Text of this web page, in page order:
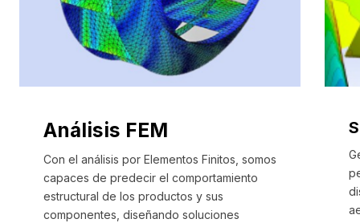
Análisis FEM
Con el análisis por Elementos Finitos, somos
capaces de predecir el comportamiento
estructural de los productos y sus
componentes, diseñando soluciones